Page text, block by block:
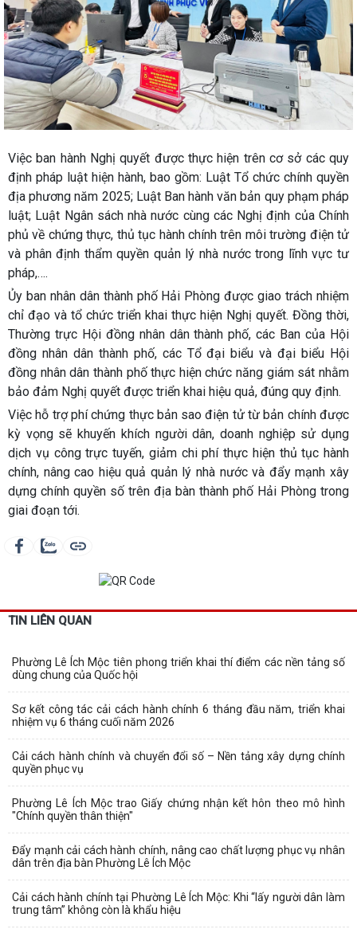
Việc ban hành Nghị quyết được thực hiện trên cơ sở các quy
định pháp luật hiện hành, bao gồm: Luật Tổ chức chính quyền
địa phương năm 2025; Luật Ban hành văn bản quy phạm pháp
luật; Luật Ngân sách nhà nước cùng các Nghị định của Chính
phủ về chứng thực, thủ tục hành chính trên môi trường điện tử
và phân định thẩm quyền quản lý nhà nước trong lĩnh vực tư
pháp,….
Ủy ban nhân dân thành phố Hải Phòng được giao trách nhiệm
chỉ đạo và tổ chức triển khai thực hiện Nghị quyết. Đồng thời,
Thường trực Hội đồng nhân dân thành phố, các Ban của Hội
đồng nhân dân thành phố, các Tổ đại biểu và đại biểu Hội
đồng nhân dân thành phố thực hiện chức năng giám sát nhằm
bảo đảm Nghị quyết được triển khai hiệu quả, đúng quy định.
Việc hỗ trợ phí chứng thực bản sao điện tử từ bản chính được
kỳ vọng sẽ khuyến khích người dân, doanh nghiệp sử dụng
dịch vụ công trực tuyến, giảm chi phí thực hiện thủ tục hành
chính, nâng cao hiệu quả quản lý nhà nước và đẩy mạnh xây
dựng chính quyền số trên địa bàn thành phố Hải Phòng trong
giai đoạn tới.
TIN LIÊN QUAN
Phường Lê Ích Mộc tiên phong triển khai thí điểm các nền tảng số
dùng chung của Quốc hội
Sơ kết công tác cải cách hành chính 6 tháng đầu năm, triển khai
nhiệm vụ 6 tháng cuối năm 2026
Cải cách hành chính và chuyển đổi số – Nền tảng xây dựng chính
quyền phục vụ
Phường Lê Ích Mộc trao Giấy chứng nhận kết hôn theo mô hình
"Chính quyền thân thiện"
Đẩy mạnh cải cách hành chính, nâng cao chất lượng phục vụ nhân
dân trên địa bàn Phường Lê Ích Mộc
Cải cách hành chính tại Phường Lê Ích Mộc: Khi “lấy người dân làm
trung tâm” không còn là khẩu hiệu